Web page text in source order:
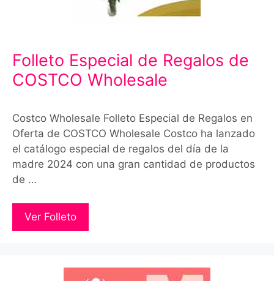
Folleto Especial de Regalos de
COSTCO Wholesale
Costco Wholesale Folleto Especial de Regalos en
Oferta de COSTCO Wholesale Costco ha lanzado
el catálogo especial de regalos del día de la
madre 2024 con una gran cantidad de productos
de …
Ver Folleto